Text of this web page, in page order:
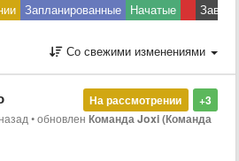
Запланированные Начатые
Со свежими изменениями
+3
На рассмотрении
•обновленКоманда Joxi (Команда